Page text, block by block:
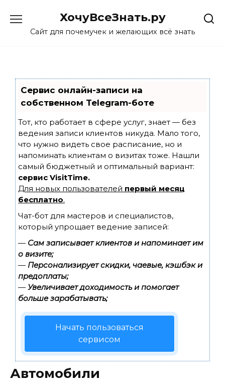
content
ХочуВсеЗнать.ру
Сайт для почемучек и желающих всё знать
Сервис онлайн-записи на
собственном Telegram-боте
Тот, кто работает в сфере услуг, знает — без
ведения записи клиентов никуда. Мало того,
что нужно видеть свое расписание, но и
напоминать клиентам о визитах тоже. Нашли
самый бюджетный и оптимальный вариант:
сервис VisitTime.
Для новых пользователей первый месяц
бесплатно.
Чат-бот для мастеров и специалистов,
который упрощает ведение записей:
— Сам записывает клиентов и напоминает им
о визите;
— Персонализирует скидки, чаевые, кэшбэк и
предоплаты;
— Увеличивает доходимость и помогает
больше зарабатывать;
Начать пользоваться
сервисом
Автомобили